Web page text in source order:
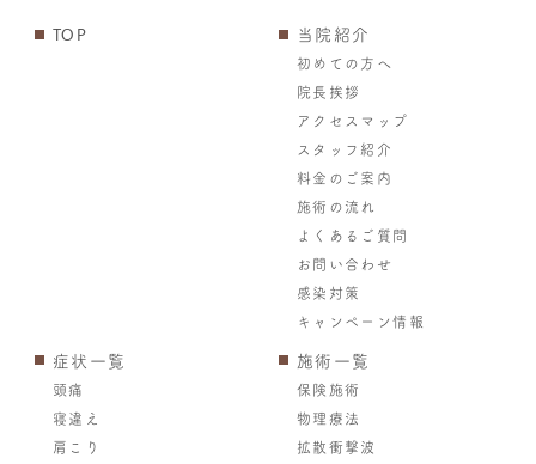
TOP 当院紹介
初めての方へ
院長挨拶
アクセスマップ
スタッフ紹介
料金のご案内
施術の流れ
よくあるご質問
お問い合わせ
感染対策
キャンペーン情報
症状一覧
頭痛
寝違え
肩こり
施術一覧
保険施術
物理療法
拡散衝撃波